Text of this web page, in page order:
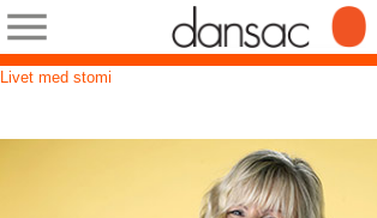
Livet med stomi